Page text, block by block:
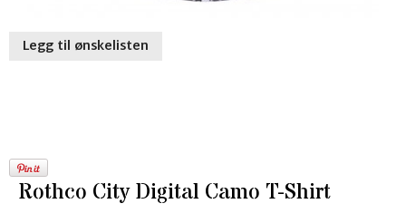
Legg til ønskelisten
Rothco City Digital Camo T-Shirt